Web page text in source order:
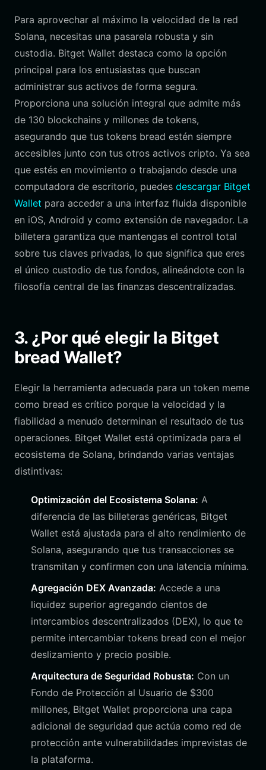
Para aprovechar al máximo la velocidad de la red
Solana, necesitas una pasarela robusta y sin
custodia. Bitget Wallet destaca como la opción
principal para los entusiastas que buscan
administrar sus activos de forma segura.
Proporciona una solución integral que admite más
de 130 blockchains y millones de tokens,
asegurando que tus tokens bread estén siempre
accesibles junto con tus otros activos cripto. Ya sea
que estés en movimiento o trabajando desde una
computadora de escritorio, puedes descargar Bitget
Wallet para acceder a una interfaz fluida disponible
en iOS, Android y como extensión de navegador. La
billetera garantiza que mantengas el control total
sobre tus claves privadas, lo que significa que eres
el único custodio de tus fondos, alineándote con la
filosofía central de las finanzas descentralizadas.
3. ¿Por qué elegir la Bitget
bread Wallet?
Elegir la herramienta adecuada para un token meme
como bread es crítico porque la velocidad y la
fiabilidad a menudo determinan el resultado de tus
operaciones. Bitget Wallet está optimizada para el
ecosistema de Solana, brindando varias ventajas
distintivas:
Optimización del Ecosistema Solana: A
diferencia de las billeteras genéricas, Bitget
Wallet está ajustada para el alto rendimiento de
Solana, asegurando que tus transacciones se
transmitan y confirmen con una latencia mínima.
Agregación DEX Avanzada: Accede a una
liquidez superior agregando cientos de
intercambios descentralizados (DEX), lo que te
permite intercambiar tokens bread con el mejor
deslizamiento y precio posible.
Arquitectura de Seguridad Robusta: Con un
Fondo de Protección al Usuario de $300
millones, Bitget Wallet proporciona una capa
adicional de seguridad que actúa como red de
protección ante vulnerabilidades imprevistas de
la plataforma.